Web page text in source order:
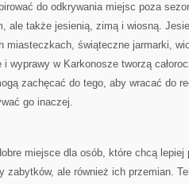
do odkrywania miejsc poza
ale także jesienią, zimą i wiosną.
miasteczkach, świąteczne jarmarki,
wyprawy w Karkonosze tworzą
zachęcać do tego, aby wracać do
go inaczej.
miejsce dla osób, które chcą
zabytków, ale również ich przemian.